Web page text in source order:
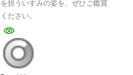
魅
を担ういすみの姿を、ぜひご鑑賞
ください。